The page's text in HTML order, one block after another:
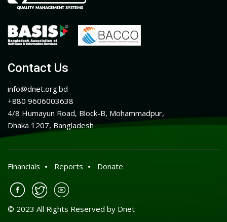
Contact Us
info@dnet.org.bd
+880 9606003638
4/8 Humayun Road, Block-B, Mohammadpur,
Dhaka 1207, Bangladesh
Financials Reports Donate
© 2023 All Rights Reserved by Dnet